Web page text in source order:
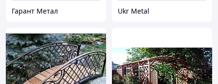
Гарант Метал Ukr Metal